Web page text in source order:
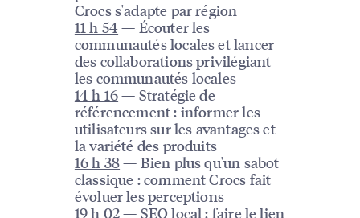
Crocs s'adapte par région
11 h 54— Écouter les
communautés locales et lancer
des collaborations privilégiant
les communautés locales
14 h 16— Stratégie de
référencement : informer les
utilisateurs sur les avantages et
la variété des produits
16 h 38— Bien plus qu'un sabot
classique : comment Crocs fait
évoluer les perceptions
19 h 02— SEO local : faire le lien